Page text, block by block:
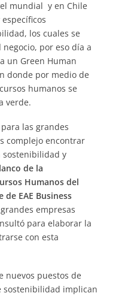
mundial y en Chile
los cuales se
por eso día a
un Green Human
donde por medio de
humanos se
verde.
las grandes
complejo encontrar
sostenibilidad y
de la
Humanos del
EAE Business
empresas
para elaborar la
con esta
nuevos puestos de
sostenibilidad implican